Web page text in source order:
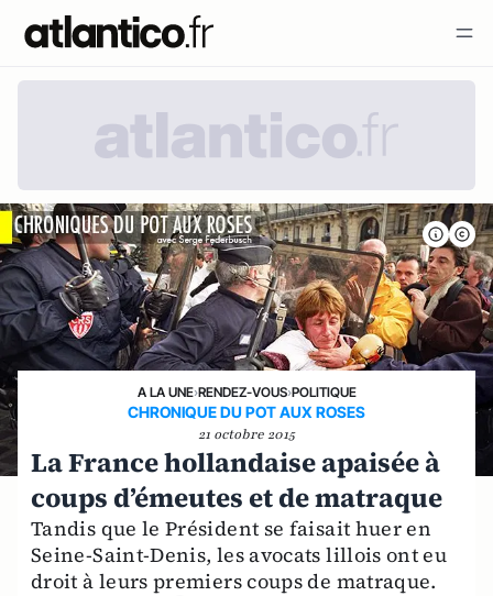
A LA UNE›RENDEZ-VOUS›POLITIQUE
CHRONIQUE DU POT AUX ROSES
21 octobre 2015
La France hollandaise apaisée à
coups d’émeutes et de matraque
Tandis que le Président se faisait huer en
Seine-Saint-Denis, les avocats lillois ont eu
droit à leurs premiers coups de matraque.